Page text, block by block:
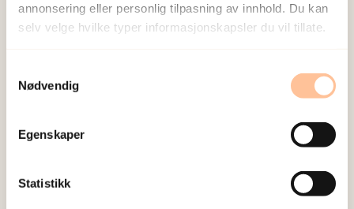
annonsering eller personlig tilpasning av innhold. Du kan
selv velge hvilke typer informasjonskapsler du vil tillate.
Nødvendig
Egenskaper
Statistikk
Publisert:19. mars 2026
om vold og traumatisk stress. Formålet er å bidra